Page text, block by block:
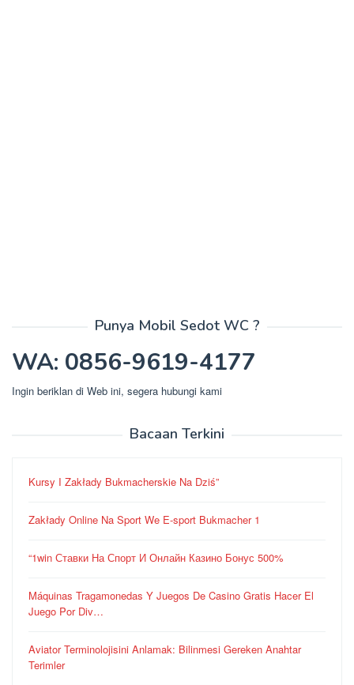
Punya Mobil Sedot WC ?
WA: 0856-9619-4177
Ingin beriklan di Web ini, segera hubungi kami
Bacaan Terkini
Kursy I Zakłady Bukmacherskie Na Dziś”
Zakłady Online Na Sport We E-sport Bukmacher 1
“1win Ставки На Спорт И Онлайн Казино Бонус 500%
Máquinas Tragamonedas Y Juegos De Casino Gratis Hacer El
Juego Por Div…
Aviator Terminolojisini Anlamak: Bilinmesi Gereken Anahtar
Terimler